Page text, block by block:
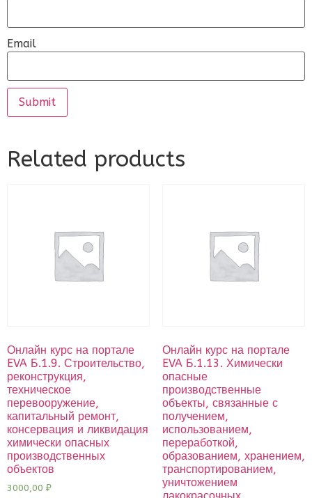
Email
Related products
Онлайн курс на портале
EVA Б.1.9. Строительство,
реконструкция,
техническое
перевооружение,
капитальный ремонт,
консервация и ликвидация
химически опасных
производственных
объектов
3000,00 ₽
Онлайн курс на портале
EVA Б.1.13. Химически
опасные
производственные
объекты, связанные с
получением,
использованием,
переработкой,
образованием, хранением,
транспортированием,
уничтожением